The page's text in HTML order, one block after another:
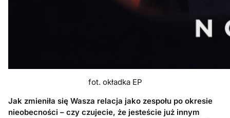
fot. okładka EP
Jak zmieniła się Wasza relacja jako zespołu po okresie
nieobecności – czy czujecie, że jesteście już innym